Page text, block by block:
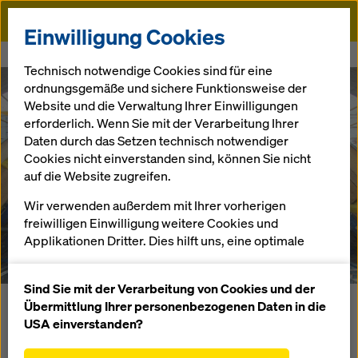
Doka
Referenzen
Ausstellungs- und
Schulungsgebäude
Brunner
Heiztechnik
Deutschland
142,00 m langes und 27,00 m breites Ausstellungs- und
Schulungsgebäude aus dreischiffigem Präsentationsraum
mit Foyer und Lounge sowie zweigeschossigem
Einwilligung Cookies
Technisch notwendige Cookies sind für eine
ordnungsgemäße und sichere Funktionsweise der
Website und die Verwaltung Ihrer Einwilligungen
erforderlich. Wenn Sie mit der Verarbeitung Ihrer
Daten durch das Setzen technisch notwendiger
Cookies nicht einverstanden sind, können Sie nicht
auf die Website zugreifen.
Wir verwenden außerdem mit Ihrer vorherigen
freiwilligen Einwilligung weitere Cookies und
Applikationen Dritter. Dies hilft uns, eine optimale
die Funktionalität unserer Website ständig zu
verbessern (Funktionale und Statistik Cookies),
Sind Sie mit der Verarbeitung von Cookies und der
Übermittlung Ihrer personenbezogenen Daten in die
USA einverstanden?